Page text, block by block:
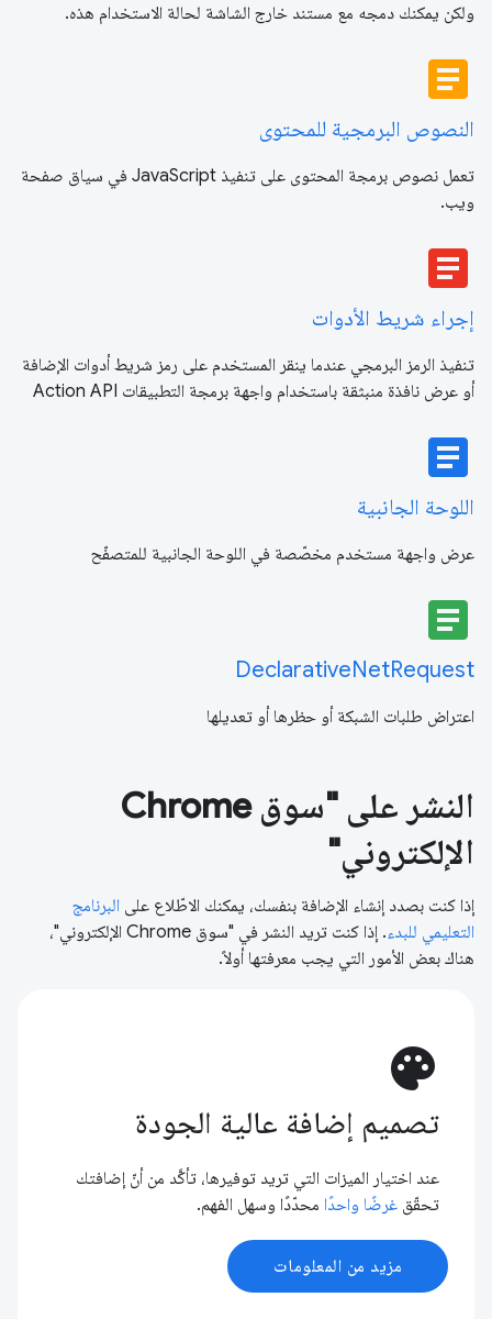
ولكن يمكنك دمجه مع مستند خارج الشاشة لحالة الاستخدام هذه.
article
النصوص البرمجية للمحتوى
تعمل نصوص برمجة المحتوى على تنفيذ JavaScript في سياق صفحة
ويب.
article
إجراء شريط الأدوات
تنفيذ الرمز البرمجي عندما ينقر المستخدم على رمز شريط أدوات الإضافة
أو عرض نافذة منبثقة باستخدام واجهة برمجة التطبيقات Action API
article
اللوحة الجانبية
عرض واجهة مستخدم مخصّصة في اللوحة الجانبية للمتصفّح
article
DeclarativeNetRequest
اعتراض طلبات الشبكة أو حظرها أو تعديلها
النشر على "سوق Chrome
الإلكتروني"
إذا كنت بصدد إنشاء الإضافة بنفسك، يمكنك الاطّلاع على البرنامج
التعليمي للبدء
. إذا كنت تريد النشر في "سوق Chrome الإلكتروني"،
هناك بعض الأمور التي يجب معرفتها أولاً.
palette
تصميم إضافة عالية الجودة
عند اختيار الميزات التي تريد توفيرها، تأكَّد من أنّ إضافتك
تحقّق غرضًا واحدًا محدّدًا وسهل الفهم.
مزيد من المعلومات